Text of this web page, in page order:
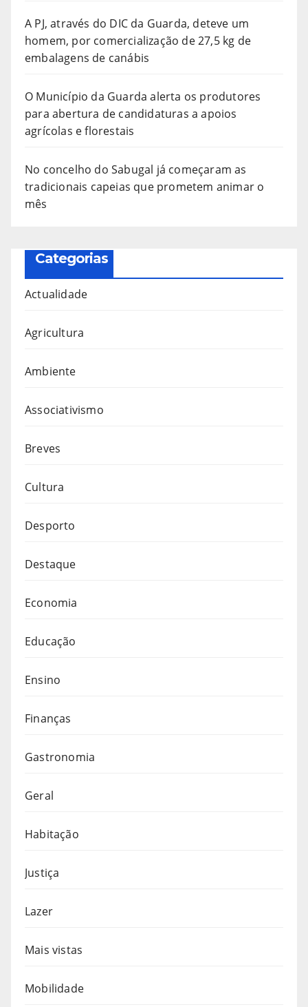
A PJ, através do DIC da Guarda, deteve um
homem, por comercialização de 27,5 kg de
embalagens de canábis
O Município da Guarda alerta os produtores
para abertura de candidaturas a apoios
agrícolas e florestais
No concelho do Sabugal já começaram as
tradicionais capeias que prometem animar o
mês
Categorias
Actualidade
Agricultura
Ambiente
Associativismo
Breves
Cultura
Desporto
Destaque
Economia
Educação
Ensino
Finanças
Gastronomia
Geral
Habitação
Justiça
Lazer
Mais vistas
Mobilidade